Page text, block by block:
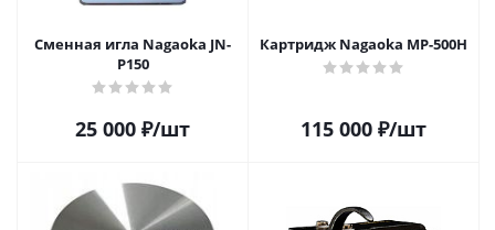
Сменная игла Nagaoka JN-
P150
25 000 ₽/шт
Картридж Nagaoka MP-500H
115 000 ₽/шт